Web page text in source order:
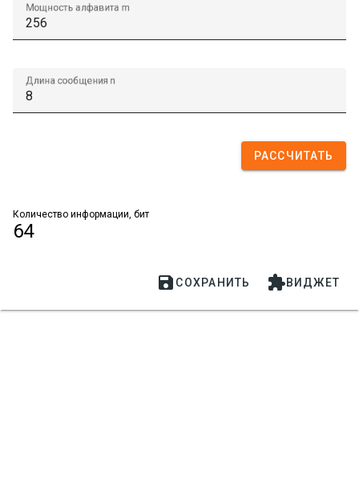
Мощность алфавита m
Длина сообщения n
РАССЧИТАТЬ
Количество информации, бит
64
 СОХРАНИТЬ ВИДЖЕТ